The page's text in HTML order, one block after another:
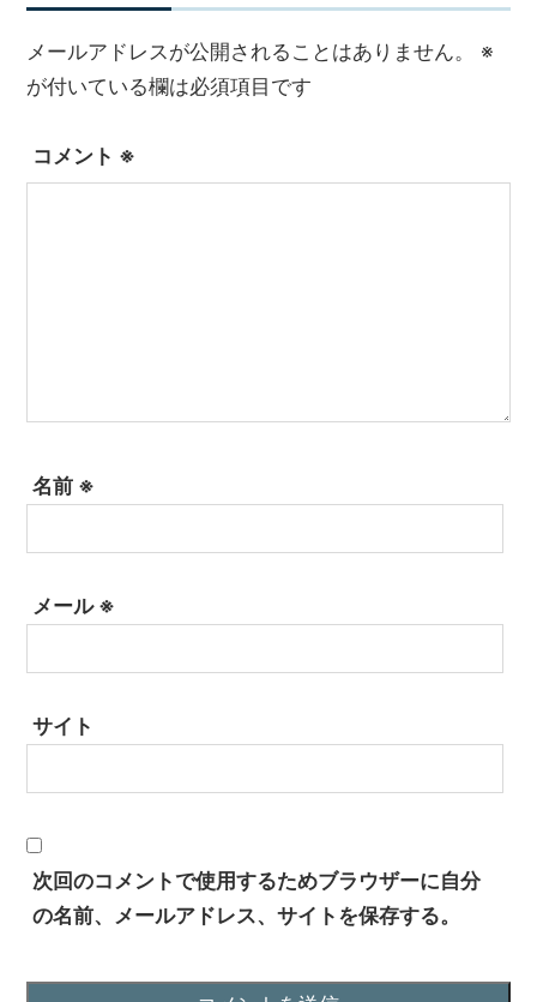
メールアドレスが公開されることはありません。
※
が付いている欄は必須項目です
コメント ※
名前 ※
メール ※
サイト
次回のコメントで使用するためブラウザーに自分
の名前、メールアドレス、サイトを保存する。